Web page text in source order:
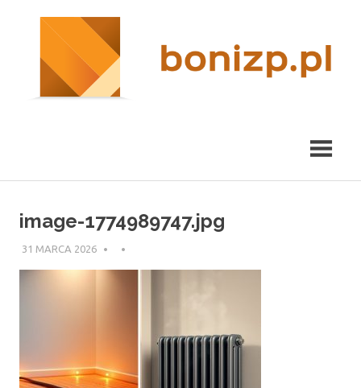
nieruchomości
Kraków
image-1774989747.jpg
31 MARCA 2026